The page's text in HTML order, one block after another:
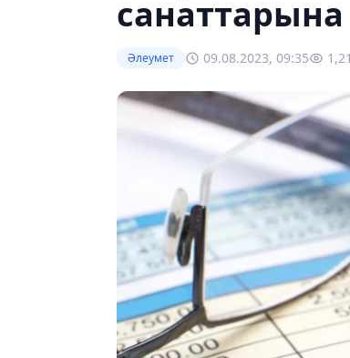
санаттарына
Әлеумет 09.08.2023, 09:35